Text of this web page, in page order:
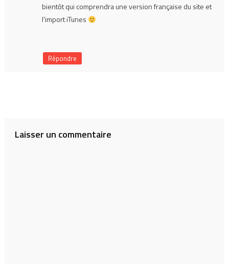
bientôt qui comprendra une version française du site et
l’import iTunes
Répondre
Laisser un commentaire